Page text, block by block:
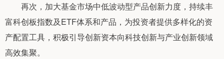
再次，加大基金市场中低波动型产品创新力度，持续丰
富科创板指数及ETF体系和产品，为投资者提供多样化的资
产配置工具，积极引导创新资本向科技创新与产业创新领域
高效集聚。